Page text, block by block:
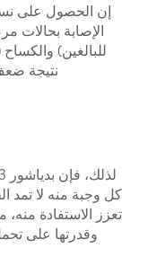
الإصابة بحالات
للبالغين)
نتيجة
كل وجبة منه لا تمد
تعزز الاستفادة
وقدرتها على